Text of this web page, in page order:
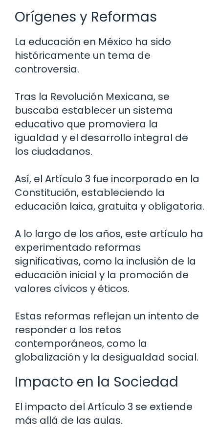
Orígenes y Reformas
La educación en México ha sido
históricamente un tema de
controversia.
Tras la Revolución Mexicana, se
buscaba establecer un sistema
educativo que promoviera la
igualdad y el desarrollo integral de
los ciudadanos.
Así, el Artículo 3 fue incorporado en la
Constitución, estableciendo la
educación laica, gratuita y obligatoria.
A lo largo de los años, este artículo ha
experimentado reformas
significativas, como la inclusión de la
educación inicial y la promoción de
valores cívicos y éticos.
Estas reformas reflejan un intento de
responder a los retos
contemporáneos, como la
globalización y la desigualdad social.
Impacto en la Sociedad
El impacto del Artículo 3 se extiende
más allá de las aulas.